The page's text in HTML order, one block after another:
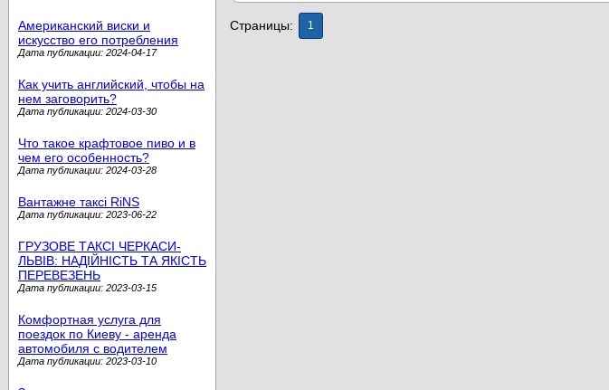
Американский виски и
искусство его потребления
Дата публикации: 2024-04-17
Как учить английский, чтобы на
нем заговорить?
Дата публикации: 2024-03-30
Что такое крафтовое пиво и в
чем его особенность?
Дата публикации: 2024-03-28
Вантажне таксі RiNS
Дата публикации: 2023-06-22
ГРУЗОВЕ ТАКСІ ЧЕРКАСИ-
ЛЬВІВ: НАДІЙНІСТЬ ТА ЯКІСТЬ
ПЕРЕВЕЗЕНЬ
Дата публикации: 2023-03-15
Комфортная услуга для
поездок по Киеву - аренда
автомобиля с водителем
Дата публикации: 2023-03-10
Страницы: 1